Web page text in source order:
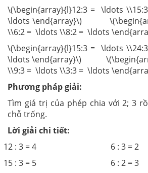
\(\begin{array}{l}12:3 = \ldots
\ldots \end{array}\)
\\6:2 = \ldots \\8:2 = \ldots
\(\begin{array}{l}15:3 = \ldots
\ldots \end{array}\)
\\9:3 = \ldots \\3:3 = \ldots
Phương pháp giải:
Tìm giá trị của phép chia với 2; 3
chỗ trống.
Lời giải chi tiết:
12 : 3 = 4
15 : 3 = 5
6 : 3 = 2
6 : 2 = 3